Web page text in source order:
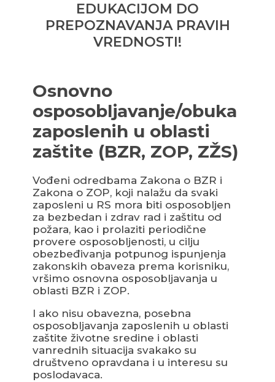
EDUKACIJOM DO
PREPOZNAVANJA PRAVIH
VREDNOSTI!
Osnovno
osposobljavanje/obuka
zaposlenih u oblasti
zaštite (BZR, ZOP, ZŽS)
Vođeni odredbama Zakona o BZR i
Zakona o ZOP, koji nalažu da svaki
zaposleni u RS mora biti osposobljen
za bezbedan i zdrav rad i zaštitu od
požara, kao i prolaziti periodične
provere osposobljenosti, u cilju
obezbeđivanja potpunog ispunjenja
zakonskih obaveza prema korisniku,
vršimo osnovna osposobljavanja u
oblasti BZR i ZOP.
I ako nisu obavezna, posebna
osposobljavanja zaposlenih u oblasti
zaštite životne sredine i oblasti
vanrednih situacija svakako su
društveno opravdana i u interesu su
poslodavaca.